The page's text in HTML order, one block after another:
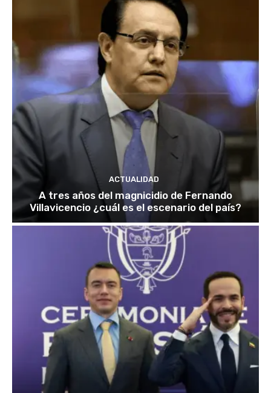
ACTUALIDAD
A tres años del magnicidio de Fernando
Villavicencio ¿cuál es el escenario del país?